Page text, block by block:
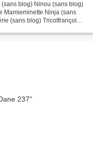
blog) Ninou (sans blog)
Mamieminette Ninja (sans
(sans blog) Tricotfrançoise